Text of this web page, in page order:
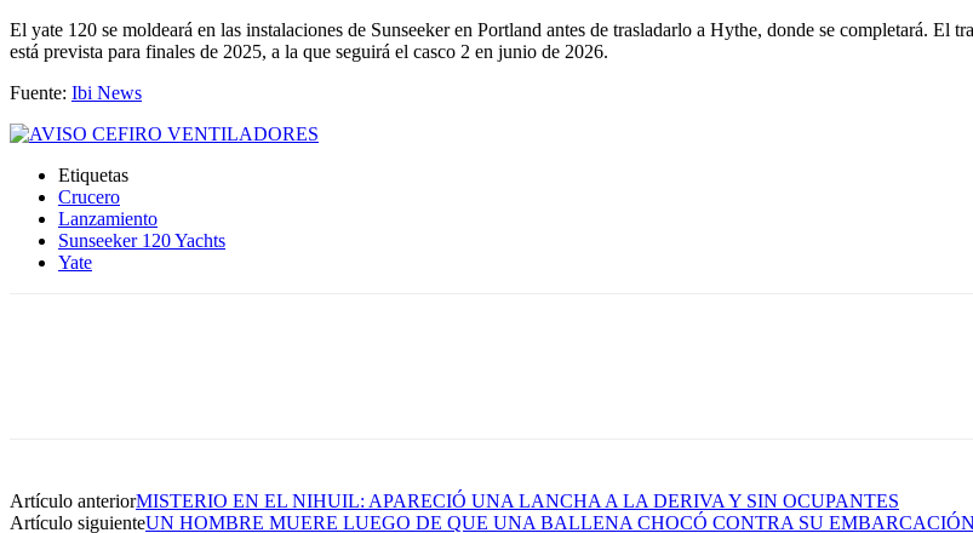
El yate 120 se moldeará en las instalaciones de Sunseeker en Portland antes de trasladarlo a Hythe, donde se completará.
está prevista para finales de 2025, a la que seguirá el casco 2 en junio de 2026.
Fuente: Ibi News
Etiquetas
Crucero
Lanzamiento
Sunseeker 120 Yachts
Yate
Artículo anteriorMISTERIO EN EL NIHUIL: APARECIÓ UNA LANCHA A LA DERIVA Y SIN OCUPANTES
Artículo siguienteUN HOMBRE MUERE LUEGO DE QUE UNA BALLENA CHOCÓ CONTRA SU